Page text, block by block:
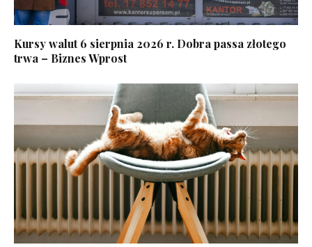
Kursy walut 6 sierpnia 2026 r. Dobra passa złotego
trwa – Biznes Wprost